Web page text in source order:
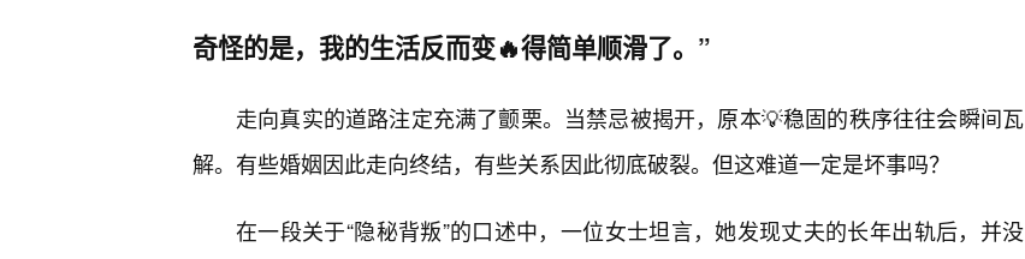
奇怪的是，我的生活反而变🔥得简单顺滑了。”
走向真实的道路注定充满了颤栗。当禁忌被揭开，原本💡稳固的秩序往往会瞬间瓦
解。有些婚姻因此走向终结，有些关系因此彻底破裂。但这难道一定是坏事吗？
在一段关于“隐秘背叛”的口述中，一位女士坦言，她发现丈夫的长年出轨后，并没